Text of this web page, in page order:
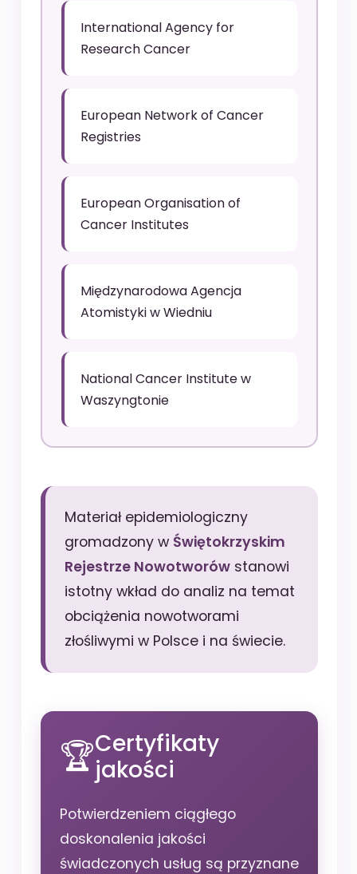
International Agency for
Research Cancer
European Network of Cancer
Registries
European Organisation of
Cancer Institutes
Międzynarodowa Agencja
Atomistyki w Wiedniu
National Cancer Institute w
Waszyngtonie
Materiał epidemiologiczny
gromadzony w Świętokrzyskim
Rejestrze Nowotworów stanowi
istotny wkład do analiz na temat
obciążenia nowotworami
złośliwymi w Polsce i na świecie.
Certyfikaty
jakości
Potwierdzeniem ciągłego
doskonalenia jakości
świadczonych usług są przyznane